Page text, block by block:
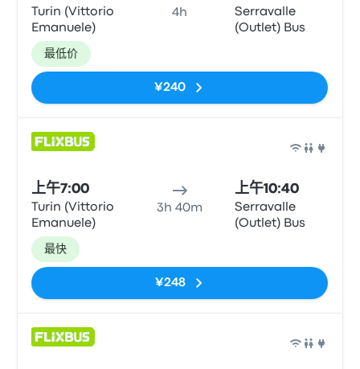
Turin (Vittorio
Emanuele)
4h
Serravalle
(Outlet) Bus
最低价
¥240
上午7:00
Turin (Vittorio
Emanuele)
3h 40m
上午10:40
Serravalle
(Outlet) Bus
最快
¥248